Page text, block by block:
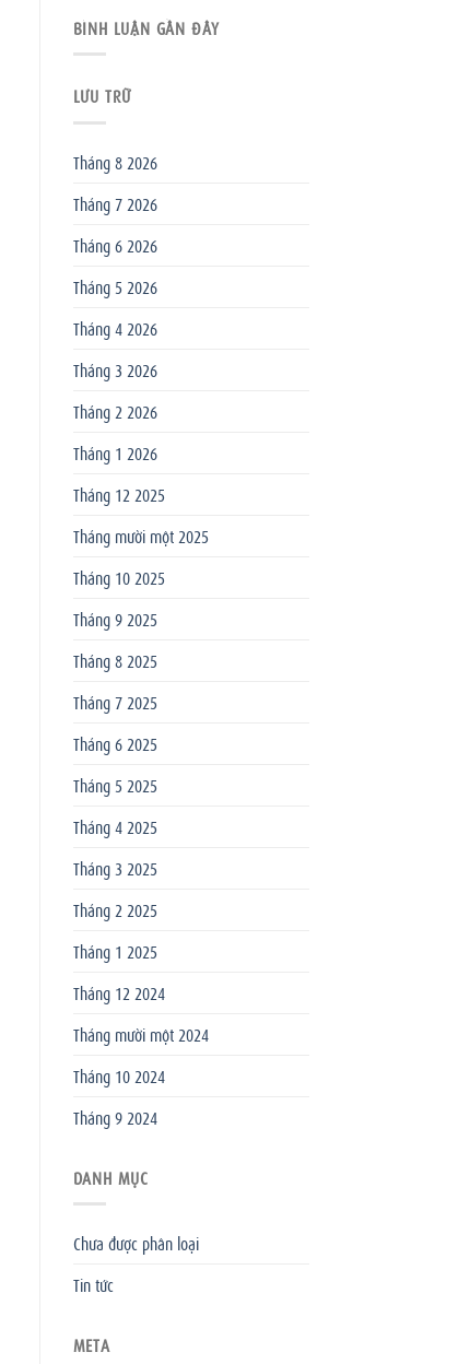
BÌNH LUẬN GẦN ĐÂY
LƯU TRỮ
Tháng 8 2026
Tháng 7 2026
Tháng 6 2026
Tháng 5 2026
Tháng 4 2026
Tháng 3 2026
Tháng 2 2026
Tháng 1 2026
Tháng 12 2025
Tháng mười một 2025
Tháng 10 2025
Tháng 9 2025
Tháng 8 2025
Tháng 7 2025
Tháng 6 2025
Tháng 5 2025
Tháng 4 2025
Tháng 3 2025
Tháng 2 2025
Tháng 1 2025
Tháng 12 2024
Tháng mười một 2024
Tháng 10 2024
Tháng 9 2024
DANH MỤC
Chưa được phân loại
Tin tức
META